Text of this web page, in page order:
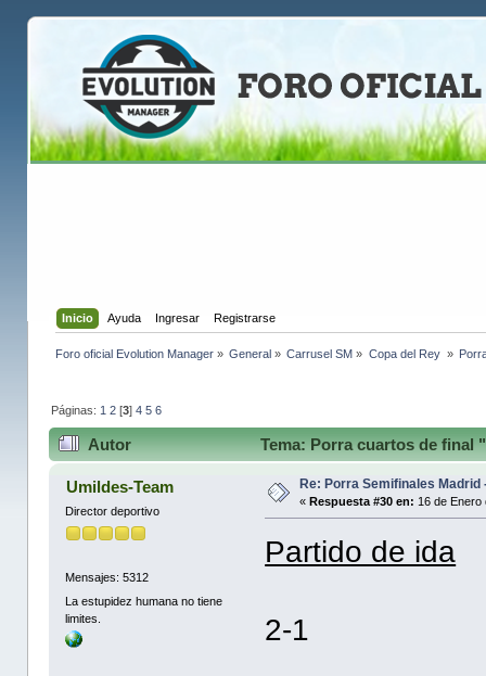
Inicio Ayuda Ingresar Registrarse
Foro oficial Evolution Manager» General » Carrusel SM » Copa del Rey »
Páginas: 1 2[3] 4 5 6
Autor Tema: Porra cuartos de final
Umildes-Team
Director deportivo
Mensajes: 5312
La estupidez humana no tiene
limites.
Re: Porra Semifinales Madrid
«Respuesta #30 en: 16 de Enero
Partido de ida
2-1